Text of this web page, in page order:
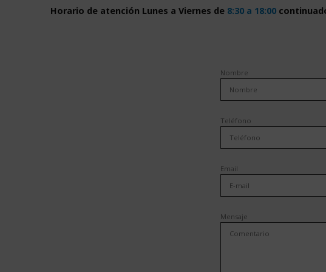
Horario de atención Lunes a Viernes de 8:30 a 18:00
Nombre
Teléfono
Email
Mensaje